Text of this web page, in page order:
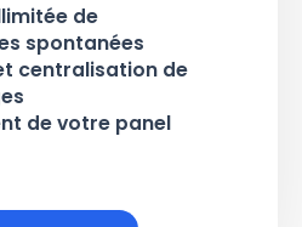
de
spontanées
centralisation de
de votre panel